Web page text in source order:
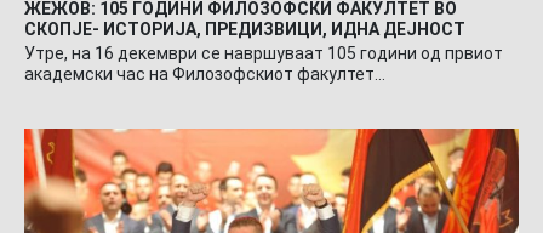
ЖЕЖОВ: 105 ГОДИНИ ФИЛОЗОФСКИ ФАКУЛТЕТ ВО
СКОПЈЕ- ИСТОРИЈА, ПРЕДИЗВИЦИ, ИДНА ДЕЈНОСТ
Утре, на 16 декември се навршуваат 105 години од првиот
академски час на Филозофскиот факултет…